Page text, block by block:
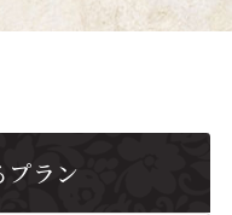
プラン